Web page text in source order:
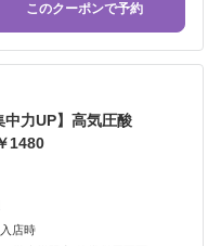
このクーポンで予約
中力UP】高気圧酸
1480
店時